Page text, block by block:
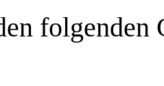
folgenden